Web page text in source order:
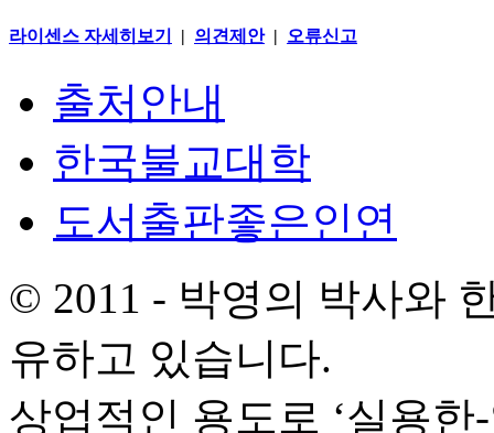
라이센스 자세히보기 | 의견제안| 오류신고
출처안내
한국불교대학
도서출판좋은인연
© 2011 - 박영의 박사와
유하고 있습니다.
상업적인 용도로 ‘실용